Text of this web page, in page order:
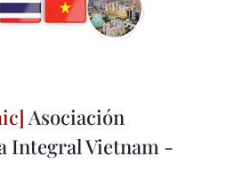
Asociación
Integral Vietnam -